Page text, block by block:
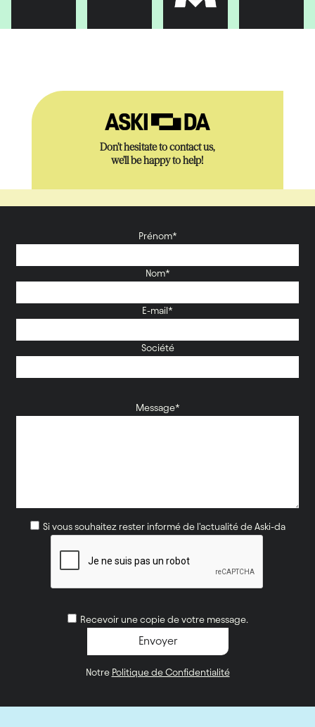
Prénom*
Nom*
E-mail*
Société
Message*
Si vous souhaitez rester informé de l'actualité de Aski-da
Recevoir une copie de votre message.
Notre Politique de Confidentialité
Don’t hesitate to contact us,
we’ll be happy to help!